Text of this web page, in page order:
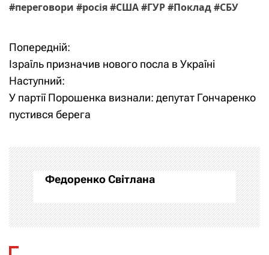
#переговори #росія#США#ГУР#Поклад#СБУ
Н
а
в
г
а
ц
і
Попередній:
Ізраїль призначив нового посла в Україні
Наступний:
У партії Порошенка визнали: депутат Гончаренко
пустився берега
Федоренко Світлана